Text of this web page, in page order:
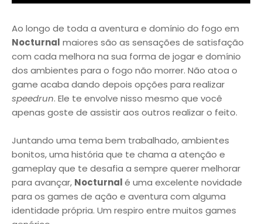
Ao longo de toda a aventura e domínio do fogo em
Nocturnal maiores são as sensações de satisfação
com cada melhora na sua forma de jogar e domínio
dos ambientes para o fogo não morrer. Não atoa o
game acaba dando depois opções para realizar
speedrun. Ele te envolve nisso mesmo que você
apenas goste de assistir aos outros realizar o feito.
Juntando uma tema bem trabalhado, ambientes
bonitos, uma história que te chama a atenção e
gameplay que te desafia a sempre querer melhorar
para avançar, Nocturnalé uma excelente novidade
para os games de ação e aventura com alguma
identidade própria. Um respiro entre muitos games